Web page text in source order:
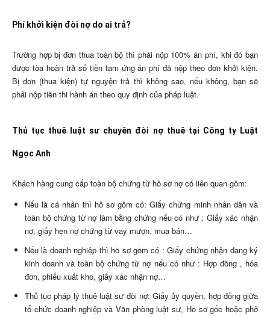
Phí khởi kiện đòi nợ do ai trả?
Trường hợp bị đơn thua toàn bộ thì phải nộp 100% án phí, khi đó bạn
được tòa hoàn trả số tiền tạm ứng án phí đã nộp theo đơn khởi kiện.
Bị đơn (thua kiện) tự nguyện trả thì không sao, nếu không, bạn sẽ
phải nộp tiền thi hành án theo quy định của pháp luật.
Thủ tục thuê luật sư chuyên đòi nợ thuê tại Công ty Luật
Ngọc Anh
Khách hàng cung cấp toàn bộ chứng từ hồ sơ nợ có liên quan gồm:
Nếu là cá nhân thì hồ sơ gồm có: Giấy chứng minh nhân dân và
toàn bộ chứng từ nợ làm bằng chứng nếu có như : Giấy xác nhận
nợ, giấy hẹn nợ chứng từ vay mượn, mua bán…
Nếu là doanh nghiệp thì hồ sơ gồm có : Giấy chứng nhận đang ký
kinh doanh và toàn bộ chứng từ nợ nếu có như : Hợp đồng , hóa
đơn, phiếu xuất kho, giấy xác nhận nợ…
Thủ tục pháp lý thuê luật sư đòi nợ: Giấy ủy quyền, hợp đồng giữa
tổ chức doanh nghiệp và Văn phòng luật sư, Hồ sơ gốc hoặc phô